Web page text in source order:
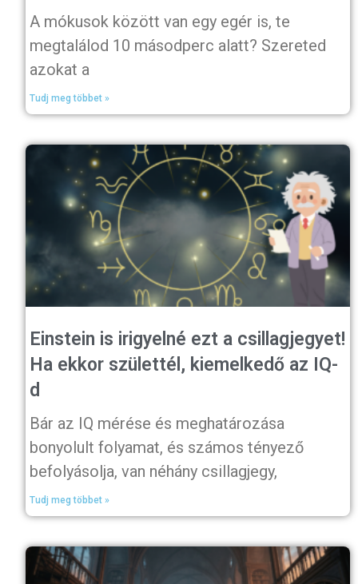
A mókusok között van egy egér is, te
megtalálod 10 másodperc alatt? Szereted
azokat a
Tudj meg többet »
Einstein is irigyelné ezt a csillagjegyet!
Ha ekkor születtél, kiemelkedő az IQ-
d
Bár az IQ mérése és meghatározása
bonyolult folyamat, és számos tényező
befolyásolja, van néhány csillagjegy,
Tudj meg többet »